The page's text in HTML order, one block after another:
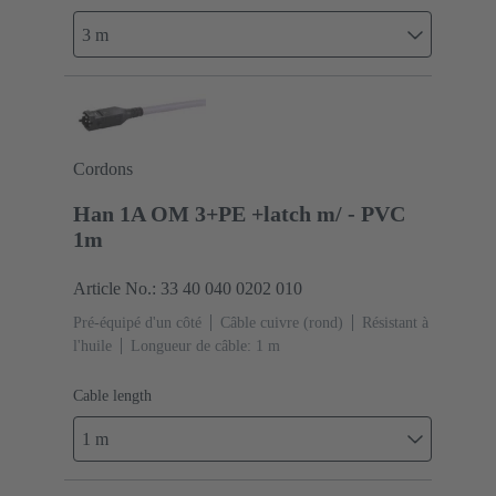
3 m
Cordons
Han 1A OM 3+PE +latch m/ - PVC
1m
Article No.: 33 40 040 0202 010
Pré-équipé d'un côté Câble cuivre (rond)
Résistant à
l'huile
Longueur de câble: 1 m
Cable length
1 m